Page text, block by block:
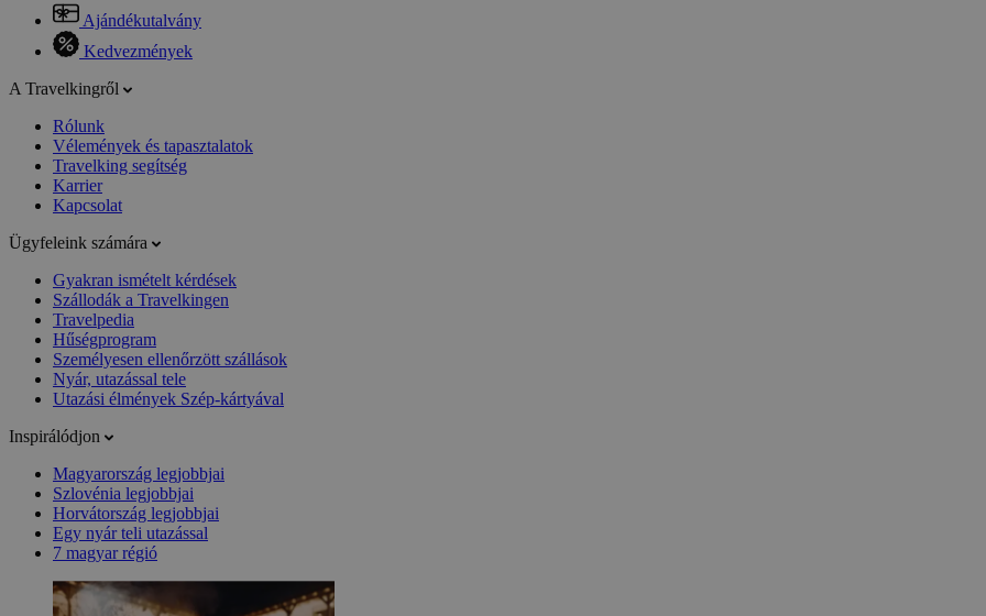
Ajándékutalvány
Kedvezmények
A Travelkingről
Rólunk
Vélemények és tapasztalatok
Travelking segítség
Karrier
Kapcsolat
Ügyfeleink számára
Gyakran ismételt kérdések
Szállodák a Travelkingen
Travelpedia
Hűségprogram
Személyesen ellenőrzött szállások
Nyár, utazással tele
Utazási élmények Szép-kártyával
Inspirálódjon
Magyarország legjobbjai
Szlovénia legjobbjai
Horvátország legjobbjai
Egy nyár teli utazással
7 magyar régió